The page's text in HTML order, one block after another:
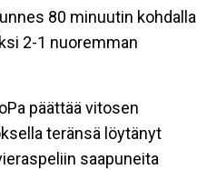
80 minuutin kohdalla
2-1 nuoremman
päättää vitosen
teränsä löytänyt
saapuneita